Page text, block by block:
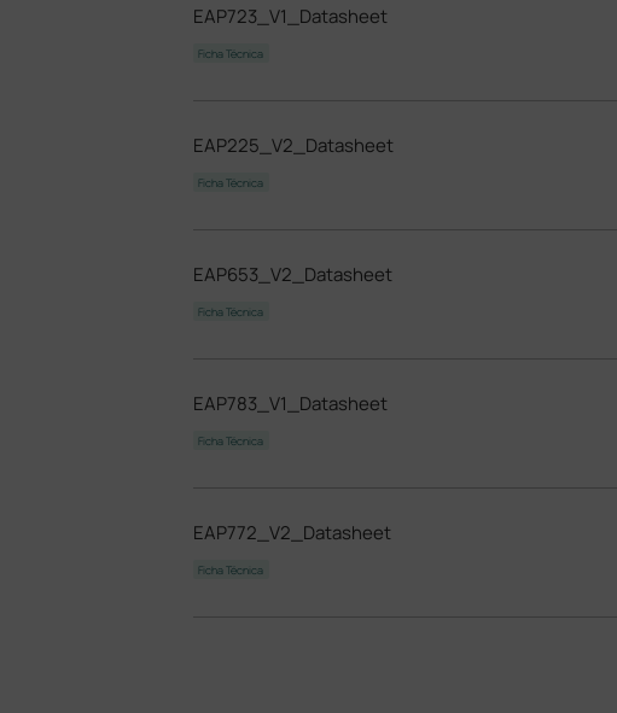
EAP723_V1_Datasheet
Ficha Técnica
EAP225_V2_Datasheet
Ficha Técnica
EAP653_V2_Datasheet
Ficha Técnica
EAP783_V1_Datasheet
Ficha Técnica
EAP772_V2_Datasheet
Ficha Técnica